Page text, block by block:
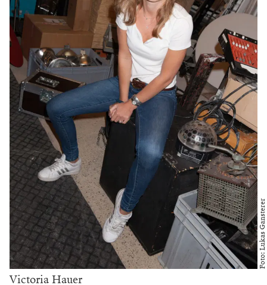
Foto: Lukas Gansterer
Victoria Hauer